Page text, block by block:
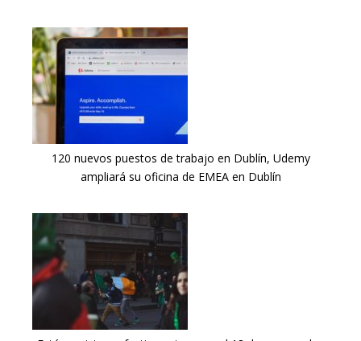
120 nuevos puestos de trabajo en Dublín, Udemy
ampliará su oficina de EMEA en Dublín